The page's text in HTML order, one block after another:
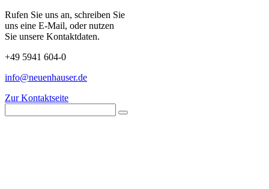
Rufen Sie uns an, schreiben Sie
uns eine E-Mail, oder nutzen
Sie unsere Kontaktdaten.
+49 5941 604-0
info@neuenhauser.de
Zur Kontaktseite